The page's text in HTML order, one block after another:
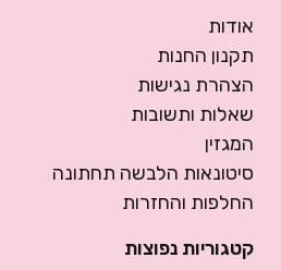
אודות
תקנון החנות
הצהרת נגישות
שאלות ותשובות
המגזין
סיטונאות הלבשה תחתונה
החלפות והחזרות
קטגוריות נפוצות